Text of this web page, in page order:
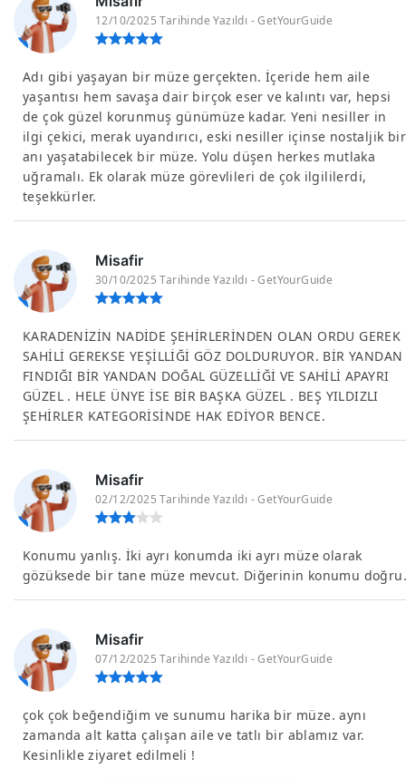
12/10/2025 Tarihinde Yazıldı - GetYourGuide
Adı gibi yaşayan bir müze gerçekten. İçeride hem aile
yaşantısı hem savaşa dair birçok eser ve kalıntı var, hepsi
de çok güzel korunmuş günümüze kadar. Yeni nesiller in
ilgi çekici, merak uyandırıcı, eski nesiller içinse nostaljik bir
anı yaşatabilecek bir müze. Yolu düşen herkes mutlaka
uğramalı. Ek olarak müze görevlileri de çok ilgililerdi,
teşekkürler.
Misafir
30/10/2025 Tarihinde Yazıldı - GetYourGuide
KARADENİZİN NADİDE ŞEHİRLERİNDEN OLAN ORDU GEREK
SAHİLİ GEREKSE YEŞİLLİĞİ GÖZ DOLDURUYOR. BİR YANDAN
FINDIĞI BİR YANDAN DOĞAL GÜZELLİĞİ VE SAHİLİ APAYRI
GÜZEL . HELE ÜNYE İSE BİR BAŞKA GÜZEL . BEŞ YILDIZLI
ŞEHİRLER KATEGORİSİNDE HAK EDİYOR BENCE.
Misafir
02/12/2025 Tarihinde Yazıldı - GetYourGuide
Konumu yanlış. İki ayrı konumda iki ayrı müze olarak
gözüksede bir tane müze mevcut. Diğerinin konumu doğru.
Misafir
07/12/2025 Tarihinde Yazıldı - GetYourGuide
çok çok beğendiğim ve sunumu harika bir müze. aynı
zamanda alt katta çalışan aile ve tatlı bir ablamız var.
Kesinlikle ziyaret edilmeli !